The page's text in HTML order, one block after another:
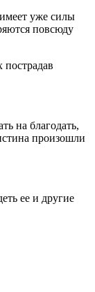
уже силы
повсюду
пострадав
на благодать,
произошли
ее и другие